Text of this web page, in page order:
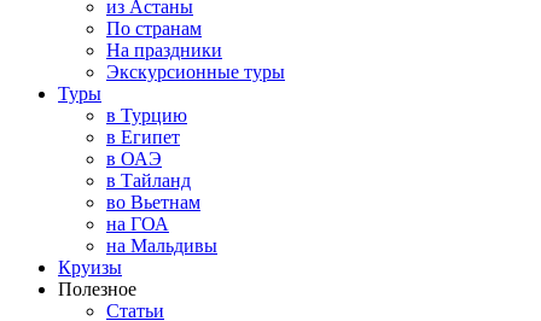
из Астаны
По странам
На праздники
Экскурсионные туры
Туры
в Турцию
в Египет
в ОАЭ
в Тайланд
во Вьетнам
на ГОА
на Мальдивы
Круизы
Полезное
Статьи